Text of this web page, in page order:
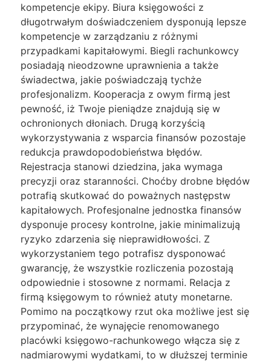
kompetencje ekipy. Biura księgowości z
długotrwałym doświadczeniem dysponują lepsze
kompetencje w zarządzaniu z różnymi
przypadkami kapitałowymi. Biegli rachunkowcy
posiadają nieodzowne uprawnienia a także
świadectwa, jakie poświadczają tychże
profesjonalizm. Kooperacja z owym firmą jest
pewność, iż Twoje pieniądze znajdują się w
ochronionych dłoniach. Drugą korzyścią
wykorzystywania z wsparcia finansów pozostaje
redukcja prawdopodobieństwa błędów.
Rejestracja stanowi dziedzina, jaka wymaga
precyzji oraz staranności. Choćby drobne błędów
potrafią skutkować do poważnych następstw
kapitałowych. Profesjonalne jednostka finansów
dysponuje procesy kontrolne, jakie minimalizują
ryzyko zdarzenia się nieprawidłowości. Z
wykorzystaniem tego potrafisz dysponować
gwarancję, że wszystkie rozliczenia pozostają
odpowiednie i stosowne z normami. Relacja z
firmą księgowym to również atuty monetarne.
Pomimo na początkowy rzut oka możliwe jest się
przypominać, że wynajęcie renomowanego
placówki księgowo-rachunkowego włącza się z
nadmiarowymi wydatkami, to w dłuższej terminie